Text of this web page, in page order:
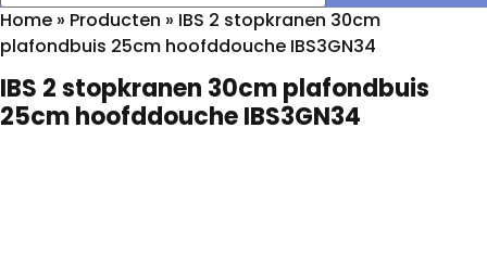
Home » Producten » IBS 2 stopkranen 30cm
plafondbuis 25cm hoofddouche IBS3GN34
IBS 2 stopkranen 30cm plafondbuis
25cm hoofddouche IBS3GN34